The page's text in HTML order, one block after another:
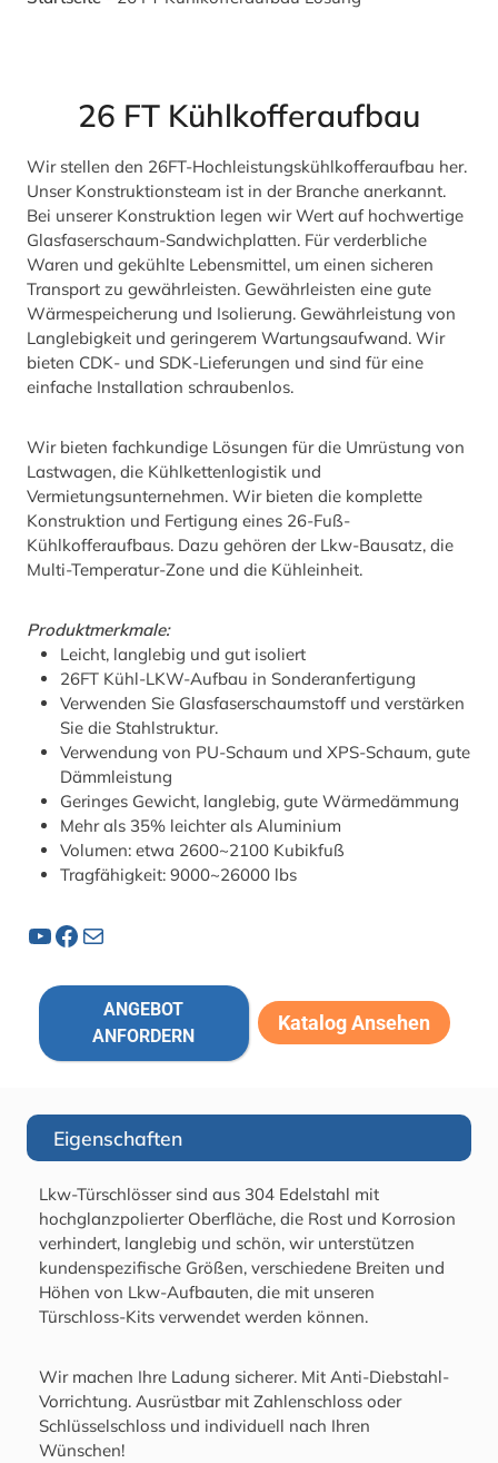
26 FT Kühlkofferaufbau
Wir stellen den 26FT-Hochleistungskühlkofferaufbau her.
Unser Konstruktionsteam ist in der Branche anerkannt.
Bei unserer Konstruktion legen wir Wert auf hochwertige
Glasfaserschaum-Sandwichplatten. Für verderbliche
Waren und gekühlte Lebensmittel, um einen sicheren
Transport zu gewährleisten. Gewährleisten eine gute
Wärmespeicherung und Isolierung. Gewährleistung von
Langlebigkeit und geringerem Wartungsaufwand. Wir
bieten CDK- und SDK-Lieferungen und sind für eine
einfache Installation schraubenlos.
Wir bieten fachkundige Lösungen für die Umrüstung von
Lastwagen, die Kühlkettenlogistik und
Vermietungsunternehmen. Wir bieten die komplette
Konstruktion und Fertigung eines 26-Fuß-
Kühlkofferaufbaus. Dazu gehören der Lkw-Bausatz, die
Multi-Temperatur-Zone und die Kühleinheit.
Produktmerkmale:
Leicht, langlebig und gut isoliert
26FT Kühl-LKW-Aufbau in Sonderanfertigung
Verwenden Sie Glasfaserschaumstoff und verstärken
Sie die Stahlstruktur.
Verwendung von PU-Schaum und XPS-Schaum, gute
Dämmleistung
Geringes Gewicht, langlebig, gute Wärmedämmung
Mehr als 35% leichter als Aluminium
Volumen: etwa 2600~2100 Kubikfuß
Tragfähigkeit: 9000~26000 lbs
YouTube Facebook Post
ANGEBOT
ANFORDERN
Katalog Ansehen
Eigenschaften
Lkw-Türschlösser sind aus 304 Edelstahl mit
hochglanzpolierter Oberfläche, die Rost und Korrosion
verhindert, langlebig und schön, wir unterstützen
kundenspezifische Größen, verschiedene Breiten und
Höhen von Lkw-Aufbauten, die mit unseren
Türschloss-Kits verwendet werden können.
Wir machen Ihre Ladung sicherer. Mit Anti-Diebstahl-
Vorrichtung. Ausrüstbar mit Zahlenschloss oder
Schlüsselschloss und individuell nach Ihren
Wünschen!